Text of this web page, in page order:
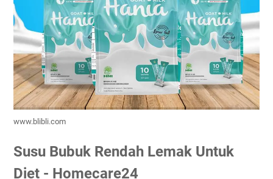
www.blibli.com
Susu Bubuk Rendah Lemak Untuk
Diet - Homecare24